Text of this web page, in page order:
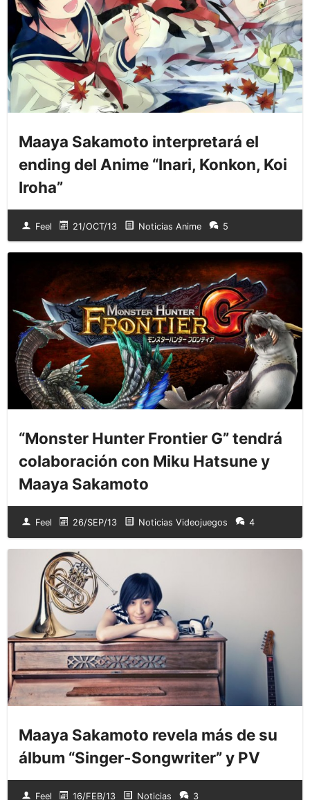
Maaya Sakamoto interpretará el
ending del Anime “Inari, Konkon, Koi
Iroha”
Feel 21/OCT/13 Noticias Anime 5
“Monster Hunter Frontier G” tendrá
colaboración con Miku Hatsune y
Maaya Sakamoto
Feel 26/SEP/13 Noticias Videojuegos 4
Maaya Sakamoto revela más de su
álbum “Singer-Songwriter” y PV
Feel 16/FEB/13 Noticias 3